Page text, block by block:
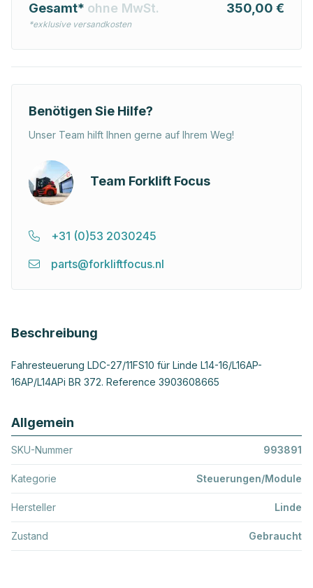
Gesamt* ohne MwSt.
*exklusive versandkosten
350,00 €
Benötigen Sie Hilfe?
Unser Team hilft Ihnen gerne auf Ihrem Weg!
Team Forklift Focus
+31 (0)53 2030245
parts@forkliftfocus.nl
Beschreibung
Fahresteuerung LDC-27/11FS10 für Linde L14-16/L16AP-
16AP/L14APi BR 372. Reference 3903608665
Allgemein
SKU-Nummer 993891
Kategorie Steuerungen/Module
Hersteller Linde
Zustand Gebraucht